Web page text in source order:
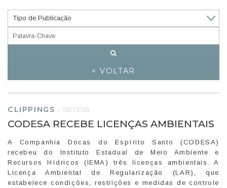
< VOLTAR
CLIPPINGS -10/11/09
CODESA RECEBE LICENÇAS AMBIENTAIS
A Companhia Docas do Espírito Santo (CODESA)
recebeu do Instituto Estadual de Meio Ambiente e
Recursos Hídricos (IEMA) três licenças ambientais. A
Licença Ambiental de Regularização (LAR), que
estabelece condições, restrições e medidas de controle